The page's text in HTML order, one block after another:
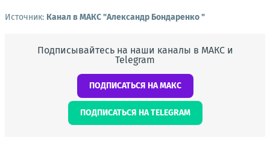
Источник: Канал в МАКС "Александр Бондаренко "
Подписывайтесь на наши каналы в МАКС и
Telegram
ПОДПИСАТЬСЯ НА МАКС
ПОДПИСАТЬСЯ НА TELEGRAM